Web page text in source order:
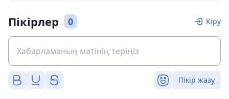
Пікірлер 0 Кіру
Пікір жазу